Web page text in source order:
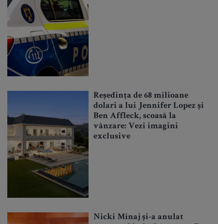
Reședința de 68 milioane
dolari a lui Jennifer Lopez și
Ben Affleck, scoasă la
vânzare: Vezi imagini
exclusive
Nicki Minaj și-a anulat